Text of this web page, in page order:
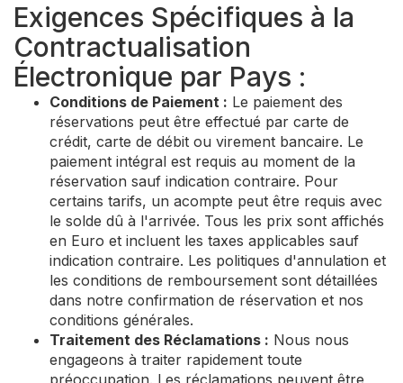
Exigences Spécifiques à la
Contractualisation
Électronique par Pays :
Conditions de Paiement : Le paiement des
réservations peut être effectué par carte de
crédit, carte de débit ou virement bancaire. Le
paiement intégral est requis au moment de la
réservation sauf indication contraire. Pour
certains tarifs, un acompte peut être requis avec
le solde dû à l'arrivée. Tous les prix sont affichés
en Euro et incluent les taxes applicables sauf
indication contraire. Les politiques d'annulation et
les conditions de remboursement sont détaillées
dans notre confirmation de réservation et nos
conditions générales.
Traitement des Réclamations : Nous nous
engageons à traiter rapidement toute
préoccupation. Les réclamations peuvent être